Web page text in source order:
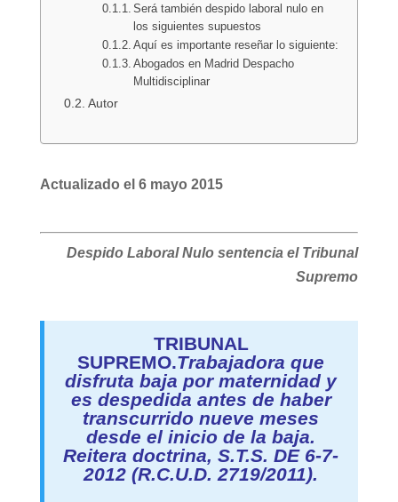
Será también despido laboral nulo en
los siguientes supuestos
Aquí es importante reseñar lo siguiente:
Abogados en Madrid Despacho
Multidisciplinar
Autor
Actualizado el 6 mayo 2015
Despido Laboral Nulo sentencia el Tribunal
Supremo
TRIBUNAL
SUPREMO.Trabajadora que
disfruta baja por maternidad y
es despedida antes de haber
transcurrido nueve meses
desde el inicio de la baja.
Reitera doctrina, S.T.S. DE 6-7-
2012 (R.C.U.D. 2719/2011).